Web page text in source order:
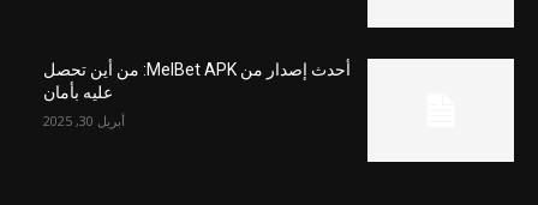
أحدث إصدار من MelBet APK: من أين تحصل
عليه بأمان
أبريل 30, 2025